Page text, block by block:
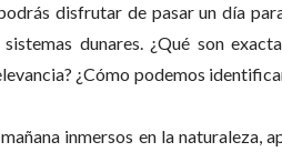
disfrutar de pasar un día
dunares. ¿Qué son
¿Cómo podemos
inmersos en la naturaleza,